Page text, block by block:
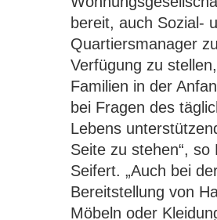
bereit, auch Sozial-
Quartiersmanager
Verfügung zu
Familien in der
bei Fragen des
Lebens
Seite zu stehen“, so
Seifert. „Auch bei
Bereitstellung von
Möbeln oder